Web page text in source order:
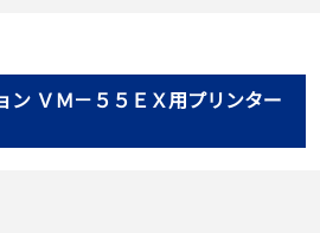
ン ＶＭ－５５ＥＸ用プリンター